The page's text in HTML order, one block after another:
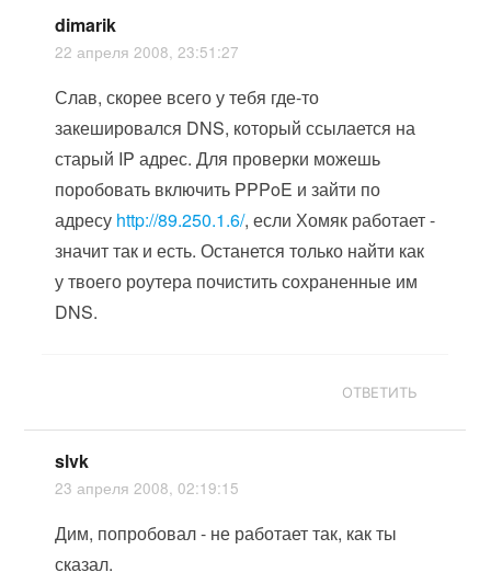
dimarik
22 апреля 2008, 23:51:27
Слав, скорее всего у тебя где-то
закешировался DNS, который ссылается на
старый IP адрес. Для проверки можешь
поробовать включить PPPoE и зайти по
адресу http://89.250.1.6/, если Хомяк работает -
значит так и есть. Останется только найти как
у твоего роутера почистить сохраненные им
DNS.
ОТВЕТИТЬ
slvk
23 апреля 2008, 02:19:15
Дим, попробовал - не работает так, как ты
сказал.